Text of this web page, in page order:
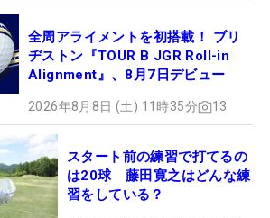
全周アライメントを初搭載！ ブリ
ヂストン『TOUR B JGR Roll-in
Alignment』、8月7日デビュー
2026年8月8日 (土) 11時35分 13
スタート前の練習で打てるの
は20球 藤田寛之はどんな練
習をしている？